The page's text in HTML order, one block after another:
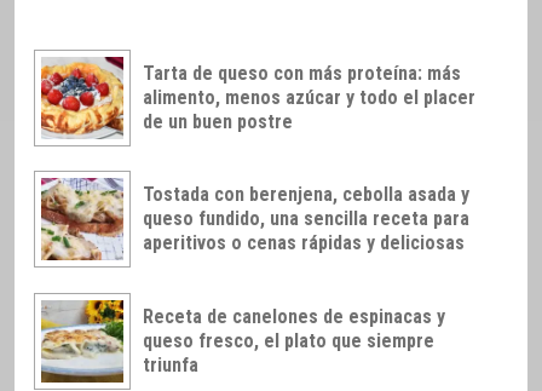
Tarta de queso con más proteína: más
alimento, menos azúcar y todo el placer
de un buen postre
Tostada con berenjena, cebolla asada y
queso fundido, una sencilla receta para
aperitivos o cenas rápidas y deliciosas
Receta de canelones de espinacas y
queso fresco, el plato que siempre
triunfa